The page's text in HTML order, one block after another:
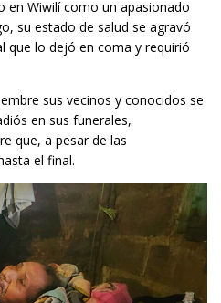
en Wiwilí como un apasionado
su estado de salud se agravó
que lo dejó en coma y requirió
sus vecinos y conocidos se
en sus funerales,
que, a pesar de las
el final.